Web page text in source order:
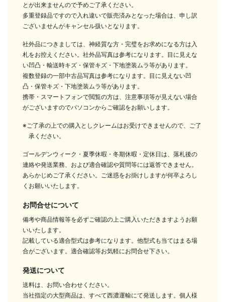
とが出来ませんので予めご了承ください。
多重登録品ですので入れ違いで販売済みとなった場合は、申し訳
ございませんがキャンセル扱いとなります。
社外品につきましては、神経質な方・完璧をお求めになる方は入
札をお控えください。社外品写真は参考になります。目に見えな
い凹凸・輸送時キズ・保管キズ・下地塗装ムラ等があります。
複数登録の一部中古品写真は参考になります。目に見えない凹
凸・保管キズ・下地塗装ムラ等があります。
携帯・スマートフォンで閲覧の方は、注意事項等が見えない場合
がございますのでパソコンからご確認をお願いします。
※ご了承の上での購入としクレームはお受けできませんので、ご了
承ください。
ゴールデンウィーク・夏季休暇・冬期休暇・定休日は、落札後の
連絡や発送業務、および適合確認や質問等には返答できません。
あらかじめご了承ください。ご迷惑をお掛けしますが何卒よろし
くお願いいたします。
お問合せについて
備考や商品情報等を必ずご確認の上ご購入いただきますようお願
いいたします。
記載している適合型式は参考になります。他型式も当てはまる場
合がございます。適合確認等お気軽にお問合せ下さい。
発送について
送料は、お問い合わせください。
当社指定の大型商品は、すべて西濃運輸にて発送します。個人様